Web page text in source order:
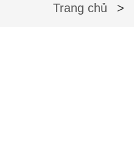
Trang chủ >